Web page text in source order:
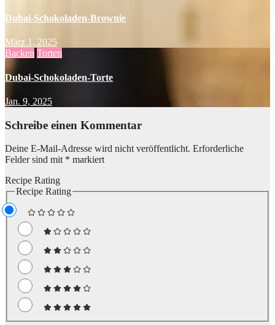
Dubai-Schokoladen-Brownie
März 1, 2025
Backen Torten
Dubai-Schokoladen-Torte
Jan. 9, 2025
Schreibe einen Kommentar
Deine E-Mail-Adresse wird nicht veröffentlicht. Erforderliche
Felder sind mit * markiert
Recipe Rating
Recipe Rating